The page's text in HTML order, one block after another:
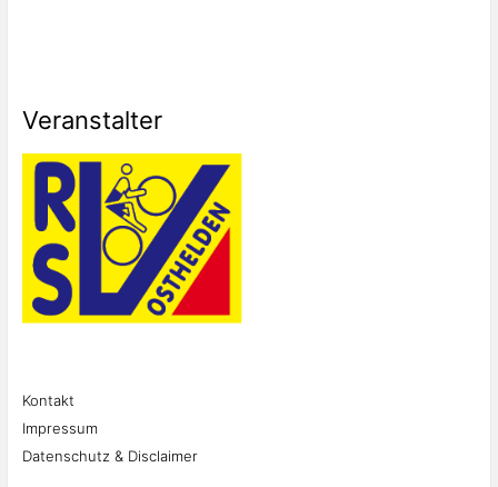
Veranstalter
Kontakt
Impressum
Datenschutz & Disclaimer